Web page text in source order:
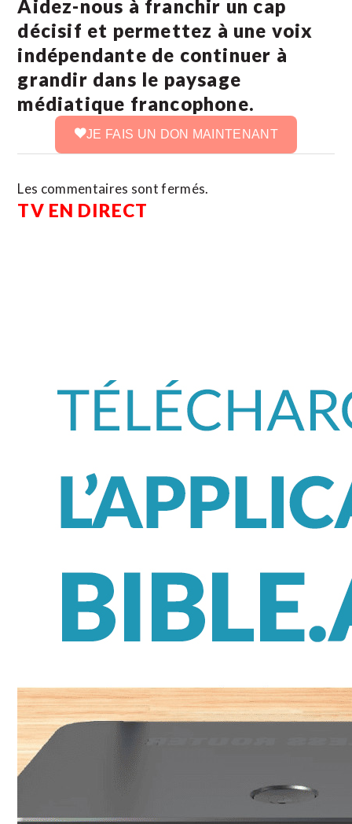
Aidez-nous à franchir un cap
décisif et permettez à une voix
indépendante de continuer à
grandir dans le paysage
médiatique francophone.
JE FAIS UN DON MAINTENANT
Les commentaires sont fermés.
TV EN DIRECT